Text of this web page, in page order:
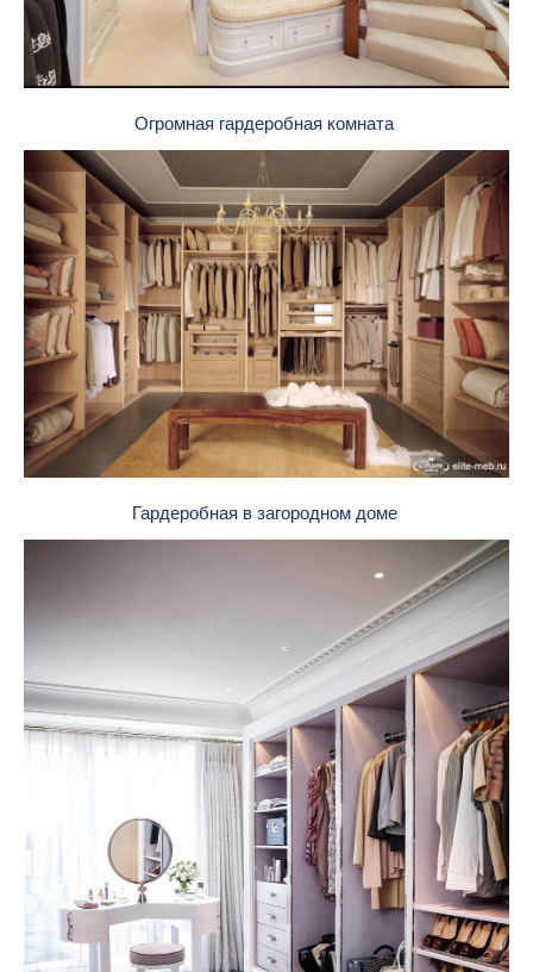
Огромная гардеробная комната
Гардеробная в загородном доме